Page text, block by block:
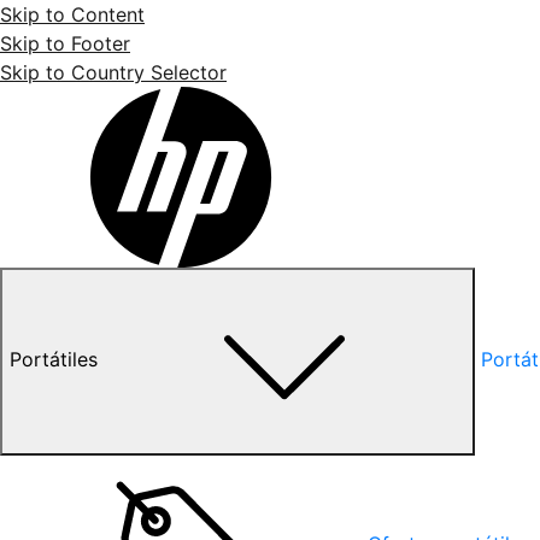
Skip to Content
Skip to Footer
Skip to Country Selector
Portátiles